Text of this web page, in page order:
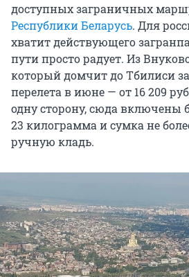
доступных заграничных
Республики Беларусь. Для
хватит действующего
пути просто радует. Из
который домчит до Тбилиси за
перелета в июне — от 16 209
одну сторону, сюда включены
23 килограмма и сумка не
ручную кладь.